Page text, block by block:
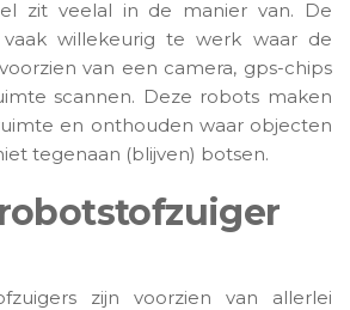
zit veelal in de manier van. De
vaak willekeurig te werk waar de
van een camera, gps-chips
scannen. Deze robots maken
en onthouden waar objecten
tegenaan (blijven) botsen.
zijn voorzien van allerlei